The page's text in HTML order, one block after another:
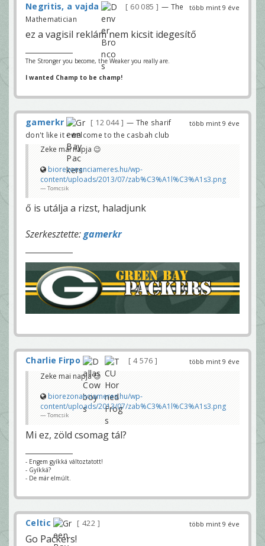
több mint 9 éve
Negritis, a vajda 60 085
— The
Mathematician
ez a vagisil reklám nem kicsit idegesítő
The Stronger you become, the Weaker you really are.
I wanted Champ to be champ!
több mint 9 éve
gamerkr 12 044
— The sharif
don't like it - welcome to the casbah club
Zeke mai napja 😉
biorezonanciameres.hu/wp-
content/uploads/2013/07/zab%C3%A1l%C3%A1s3.png
Tomcsik
ő is utálja a rizst, haladjunk
Szerkesztette:gamerkr
több mint 9 éve
Charlie Firpo
4 576
Zeke mai napja 😉
biorezonanciameres.hu/wp-
content/uploads/2013/07/zab%C3%A1l%C3%A1s3.png
Tomcsik
Mi ez, zöld csomag tál?
- Engem gyíkká változtatott!
- Gyíkká?
- De már elmúlt.
több mint 9 éve
Celtic 422
Go Packers!